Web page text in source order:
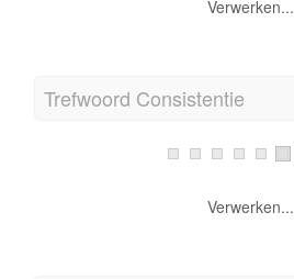
Verwerken...
Trefwoord Consistentie
Verwerken...